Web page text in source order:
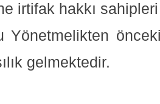
irtifak hakkı
gelmektedir.